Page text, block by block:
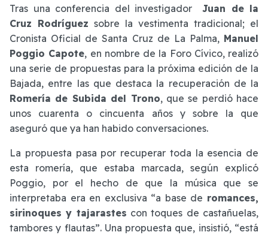
Tras una conferencia del investigador Juan de la
Cruz Rodríguez sobre la vestimenta tradicional; el
Cronista Oficial de Santa Cruz de La Palma, Manuel
Poggio Capote, en nombre de la Foro Cívico, realizó
una serie de propuestas para la próxima edición de la
Bajada, entre las que destaca la recuperación de la
Romería de Subida del Trono, que se perdió hace
unos cuarenta o cincuenta años y sobre la que
aseguró que ya han habido conversaciones.
La propuesta pasa por recuperar toda la esencia de
esta romería, que estaba marcada, según explicó
Poggio, por el hecho de que la música que se
interpretaba era en exclusiva “a base de romances,
sirinoques y tajarastes con toques de castañuelas,
tambores y flautas”. Una propuesta que, insistió, “está